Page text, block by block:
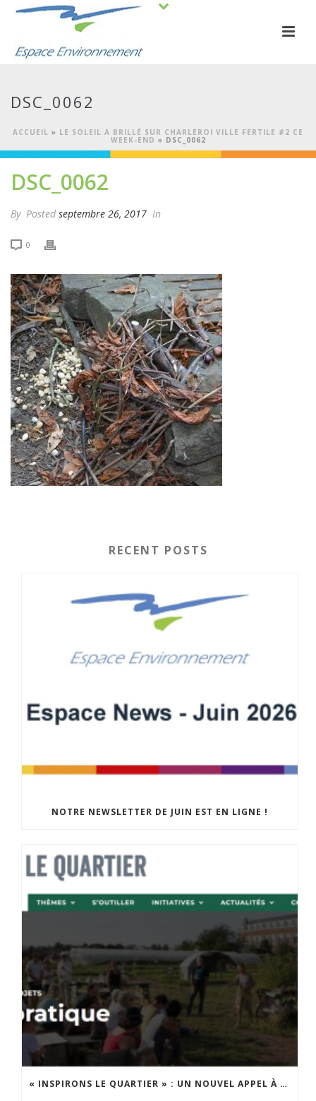
DSC_0062
ACCUEIL » LE SOLEIL A BRILLÉ SUR CHARLEROI VILLE FERTILE #2 CE
WEEK-END » DSC_0062
DSC_0062
By Posted septembre 26, 2017 In
0
RECENT POSTS
NOTRE NEWSLETTER DE JUIN EST EN LIGNE !
« INSPIRONS LE QUARTIER » : UN NOUVEL APPEL À PROJETS EST LANCÉ !